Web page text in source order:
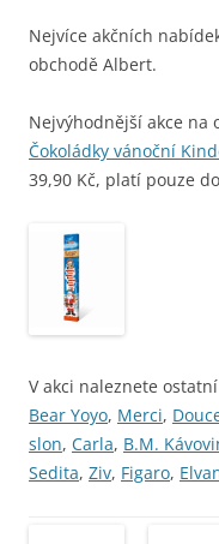
Nejvíce akčních
obchodě Albert.
Nejvýhodnější akce na
Čokoládky vánoční
39,90 Kč, platí pouze
V akci naleznete
Bear Yoyo, Merci,
slon, Carla, B.M.
Sedita, Ziv, Figaro,